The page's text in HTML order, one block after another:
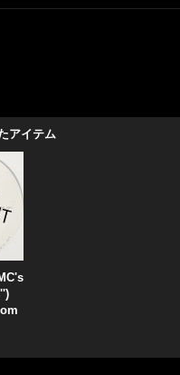
アイテム